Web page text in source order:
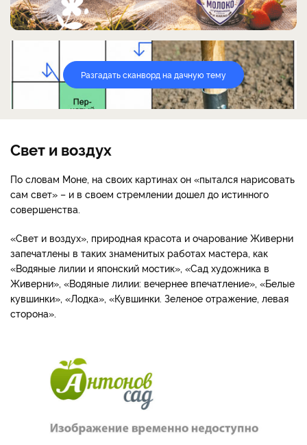
Разгадать сканворд на дачную тему
Свет и воздух
По словам Моне, на своих картинах он «пытался нарисовать
сам свет» – и в своем стремлении дошел до истинного
совершенства.
«Свет и воздух», природная красота и очарование Живерни
запечатлены в таких знаменитых работах мастера, как
«Водяные лилии и японский мостик», «Сад художника в
Живерни», «Водяные лилии: вечернее впечатление», «Белые
кувшинки», «Лодка», «Кувшинки. Зеленое отражение, левая
сторона».